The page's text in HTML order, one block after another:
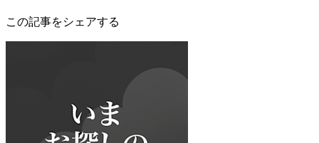
この記事をシェアする